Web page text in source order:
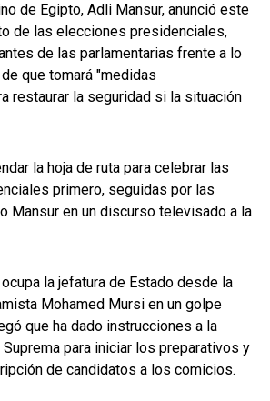
de Egipto, Adli Mansur, anunció este
de las elecciones presidenciales,
de las parlamentarias frente a lo
que tomará "medidas
restaurar la seguridad si la situación
la hoja de ruta para celebrar las
primero, seguidas por las
Mansur en un discurso televisado a la
la jefatura de Estado desde la
Mohamed Mursi en un golpe
que ha dado instrucciones a la
para iniciar los preparativos y
de candidatos a los comicios.